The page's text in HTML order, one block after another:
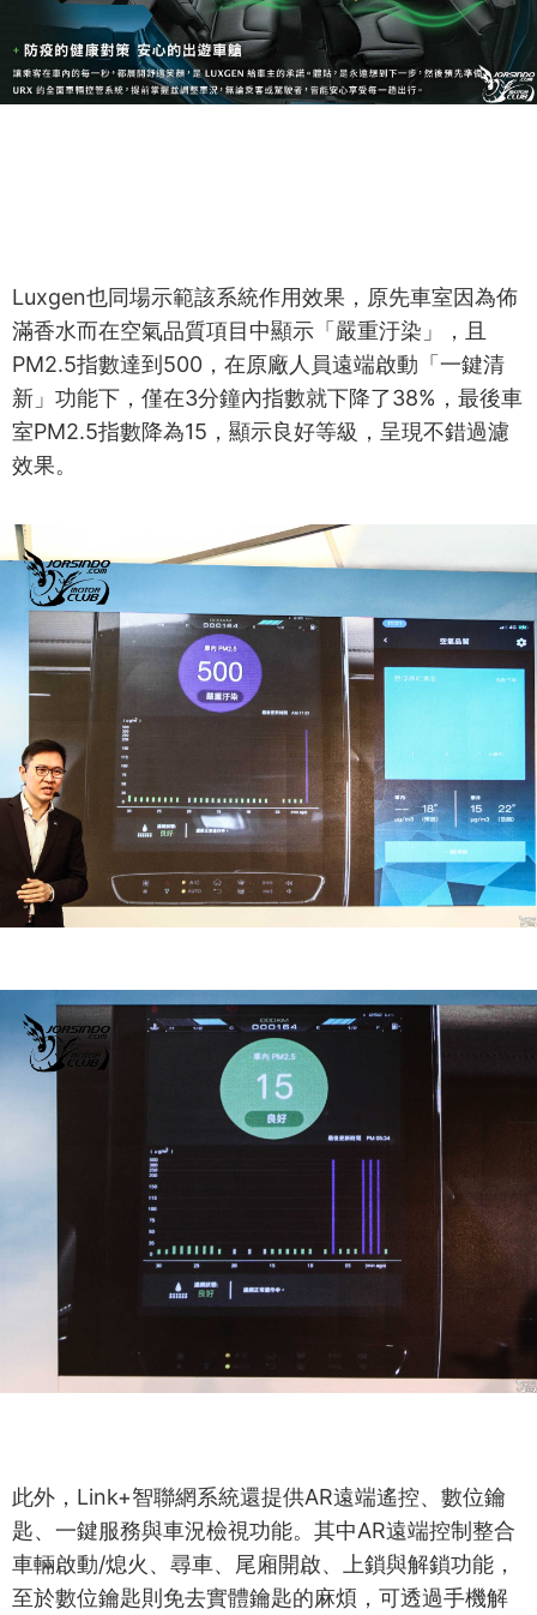
Luxgen也同場示範該系統作用效果，原先車室因為佈
滿香水而在空氣品質項目中顯示「嚴重汙染」，且
PM2.5指數達到500，在原廠人員遠端啟動「一鍵清
新」功能下，僅在3分鐘內指數就下降了38%，最後車
室PM2.5指數降為15，顯示良好等級，呈現不錯過濾
效果。
此外，Link+智聯網系統還提供AR遠端遙控、數位鑰
匙、一鍵服務與車況檢視功能。其中AR遠端控制整合
車輛啟動/熄火、尋車、尾廂開啟、上鎖與解鎖功能，
至於數位鑰匙則免去實體鑰匙的麻煩，可透過手機解